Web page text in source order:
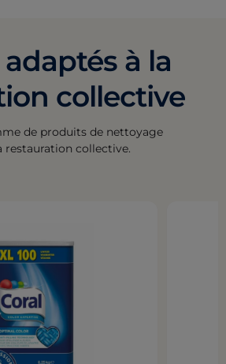
à la
collective
de produits de nettoyage
restauration collective.